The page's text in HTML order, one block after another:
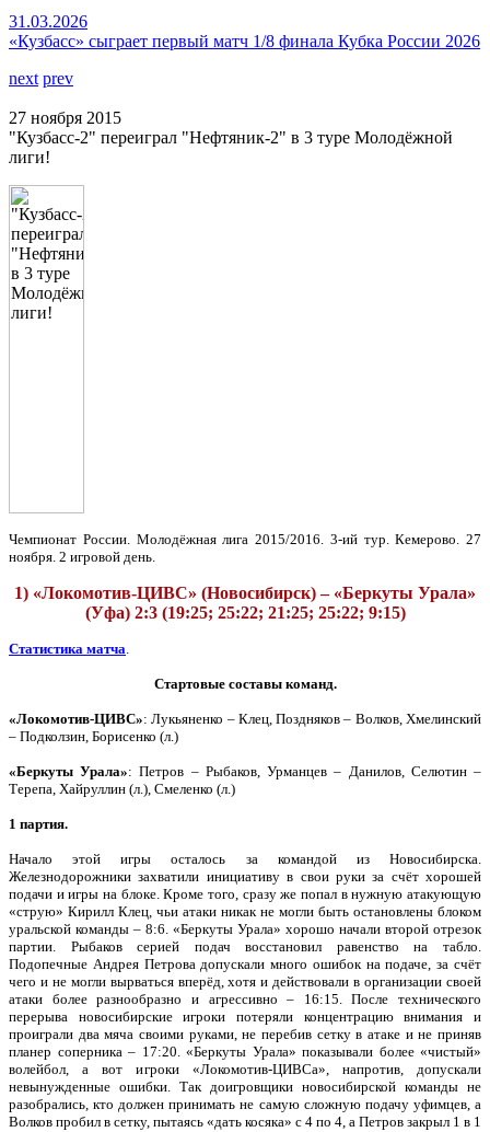
31.03.2026
«Кузбасс» сыграет первый матч 1/8 финала Кубка России 2026
next prev
27 ноября 2015
"Кузбасс-2" переиграл "Нефтяник-2" в 3 туре Молодёжной
лиги!
Чемпионат России. Молодёжная лига 2015/2016. 3-ий тур. Кемерово. 27
ноября. 2 игровой день.
1) «Локомотив-ЦИВС» (Новосибирск) – «Беркуты Урала»
(Уфа) 2:3 (19:25; 25:22; 21:25; 25:22; 9:15)
Статистика матча.
Стартовые составы команд.
«Локомотив-ЦИВС»: Лукьяненко – Клец, Поздняков – Волков, Хмелинский
– Подколзин, Борисенко (л.)
«Беркуты Урала»: Петров – Рыбаков, Урманцев – Данилов, Селютин –
Терепа, Хайруллин (л.), Смеленко (л.)
1 партия.
Начало этой игры осталось за командой из Новосибирска.
Железнодорожники захватили инициативу в свои руки за счёт хорошей
подачи и игры на блоке. Кроме того, сразу же попал в нужную атакующую
«струю» Кирилл Клец, чьи атаки никак не могли быть остановлены блоком
уральской команды – 8:6. «Беркуты Урала» хорошо начали второй отрезок
партии. Рыбаков серией подач восстановил равенство на табло.
Подопечные Андрея Петрова допускали много ошибок на подаче, за счёт
чего и не могли вырваться вперёд, хотя и действовали в организации своей
атаки более разнообразно и агрессивно – 16:15. После технического
перерыва новосибирские игроки потеряли концентрацию внимания и
проиграли два мяча своими руками, не перебив сетку в атаке и не приняв
планер соперника – 17:20. «Беркуты Урала» показывали более «чистый»
волейбол, а вот игроки «Локомотив-ЦИВСа», напротив, допускали
невынужденные ошибки. Так доигровщики новосибирской команды не
разобрались, кто должен принимать не самую сложную подачу уфимцев, а
Волков пробил в сетку, пытаясь «дать косяка» с 4 по 4, а Петров закрыл 1 в 1